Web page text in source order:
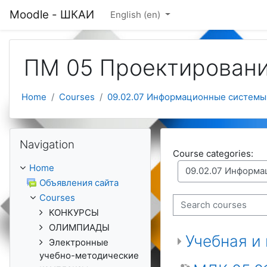
Moodle - ШКАИ English ‎(en)‎
ПМ 05
Home Courses 09.02.07 Информационные
Course categories:
Search courses
Учебная и
Navigation
Home
Объявления сайта
Courses
КОНКУРСЫ
ОЛИМПИАДЫ
Электронные
учебно-методические